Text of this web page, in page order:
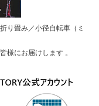
り畳み／小径自転車（ミ
様にお届けします 。